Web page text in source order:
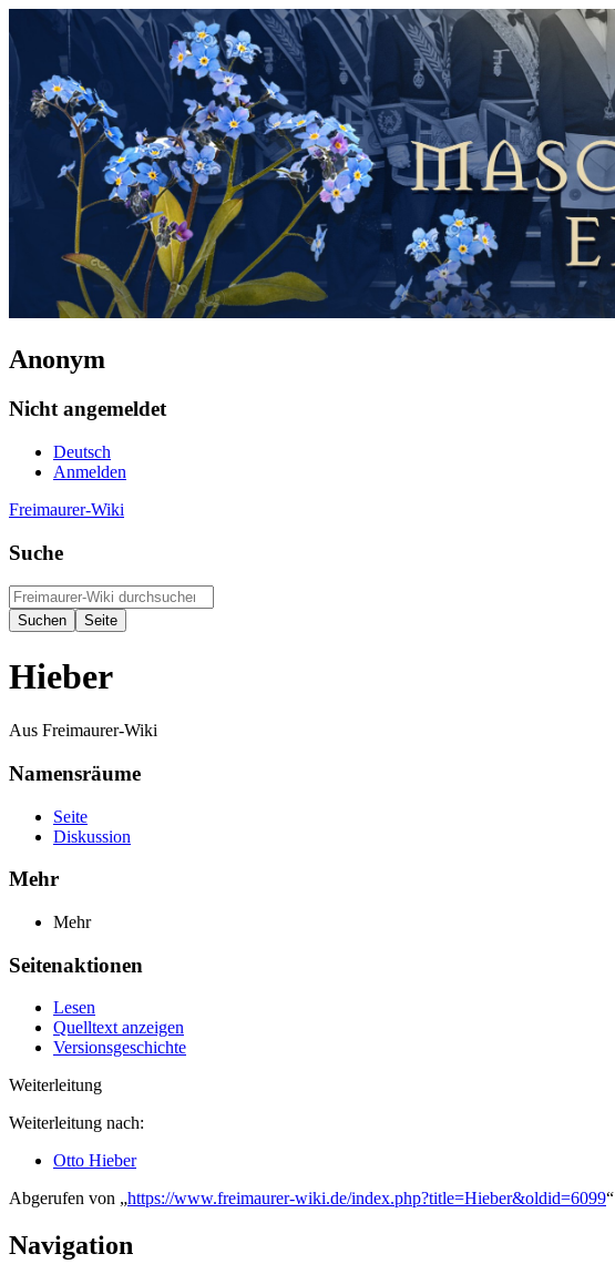
Anonym
Nicht angemeldet
Deutsch
Anmelden
Freimaurer-Wiki
Suche
Hieber
Aus Freimaurer-Wiki
Namensräume
Seite
Diskussion
Mehr
Mehr
Seitenaktionen
Lesen
Quelltext anzeigen
Versionsgeschichte
Weiterleitung
Weiterleitung nach:
Otto Hieber
Abgerufen von „https://www.freimaurer-wiki.de/index.php?title=Hieber&oldid=6099“
Navigation